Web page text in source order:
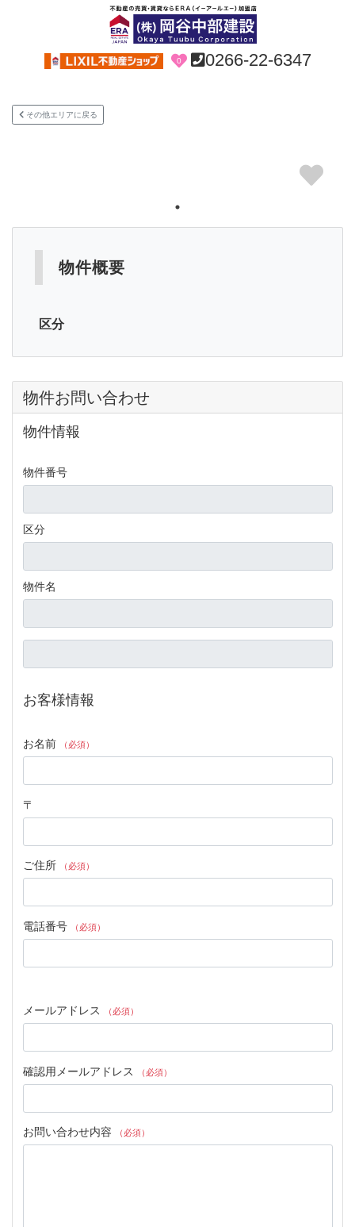
0 0266-22-6347
その他エリアに戻る
物件概要
区分
物件お問い合わせ
物件情報
物件番号
区分
物件名
お客様情報
お名前 （必須）
〒
ご住所 （必須）
電話番号 （必須）
メールアドレス （必須）
確認用メールアドレス （必須）
お問い合わせ内容 （必須）